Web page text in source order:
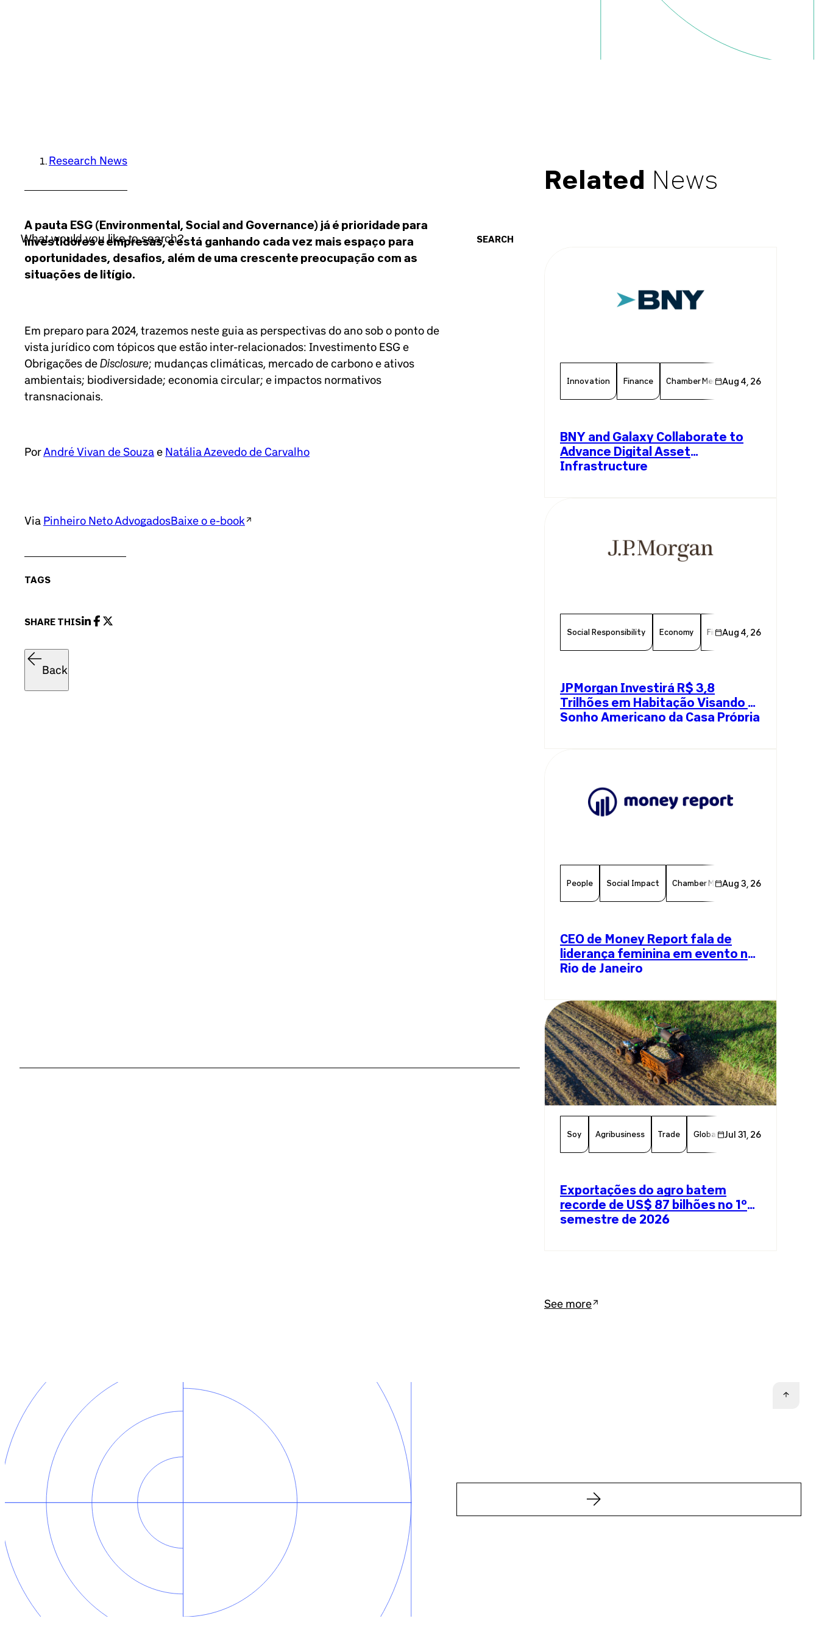
SEARCH
Research News
A pauta ESG (Environmental, Social and Governance) já é prioridade para
investidores e empresas, e está ganhando cada vez mais espaço para
oportunidades, desafios, além de uma crescente preocupação com as
situações de litígio.
Em preparo para 2024, trazemos neste guia as perspectivas do ano sob o ponto de
vista jurídico com tópicos que estão inter-relacionados: Investimento ESG e
Obrigações deDisclosure; mudanças climáticas, mercado de carbono e ativos
ambientais; biodiversidade; economia circular; e impactos normativos
transnacionais.
PorAndré Vivan de Souzae Natália Azevedo de Carvalho
Via Pinheiro Neto AdvogadosBaixe o e-book
TAGS
SHARE THIS
Back
Related News
Innovation Finance Chamber Member Member News
Aug 4, 26
BNY and Galaxy Collaborate to
Advance Digital Asset
Infrastructure
Social Responsibility Economy Finance Chamber Member
Aug 4, 26
JPMorgan Investirá R$ 3,8
Trilhões em Habitação Visando o
Sonho Americano da Casa Própria
People Social Impact Chamber Member Member News
Aug 3, 26
CEO de Money Report fala de
liderança feminina em evento no
Rio de Janeiro
Soy Agribusiness Trade Global Trade Agriculture
Jul 31, 26
Exportações do agro batem
recorde de US$ 87 bilhões no 1º
semestre de 2026
See more